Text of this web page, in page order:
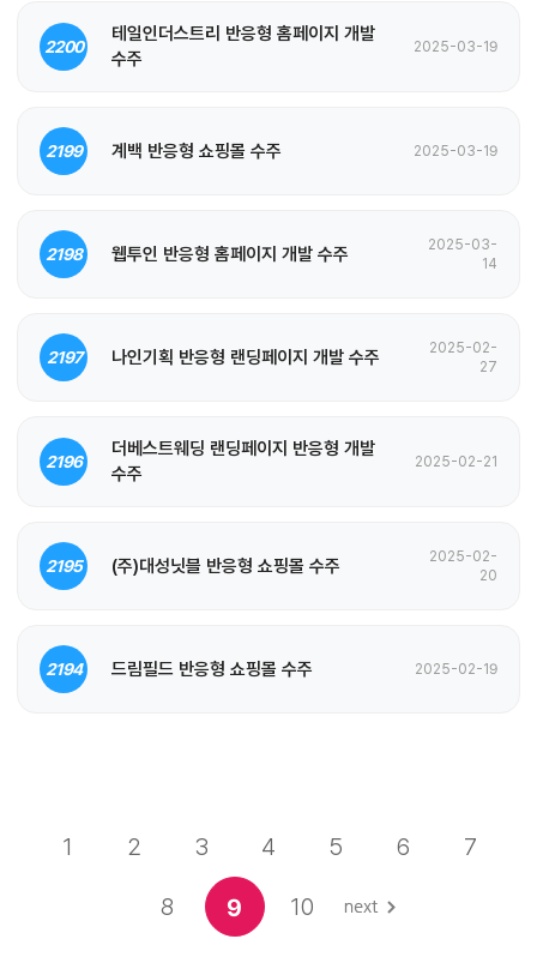
2200
테일인더스트리 반응형 홈페이지 개발
수주
2025-03-19
2199 계백 반응형 쇼핑몰 수주 2025-03-19
2198 웹투인 반응형 홈페이지 개발 수주
2025-03-
14
2197 나인기획 반응형 랜딩페이지 개발 수주
2025-02-
27
2196
더베스트웨딩 랜딩페이지 반응형 개발
수주
2025-02-21
2195 (주)대성닛블 반응형 쇼핑몰 수주
2025-02-
20
2194 드림필드 반응형 쇼핑몰 수주 2025-02-19
1 2 3 4 5 6 7
8 9 10